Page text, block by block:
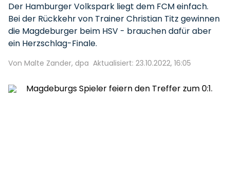
Der Hamburger Volkspark liegt dem FCM einfach.
Bei der Rückkehr von Trainer Christian Titz gewinnen
die Magdeburger beim HSV - brauchen dafür aber
ein Herzschlag-Finale.
Von Malte Zander, dpa Aktualisiert: 23.10.2022, 16:05